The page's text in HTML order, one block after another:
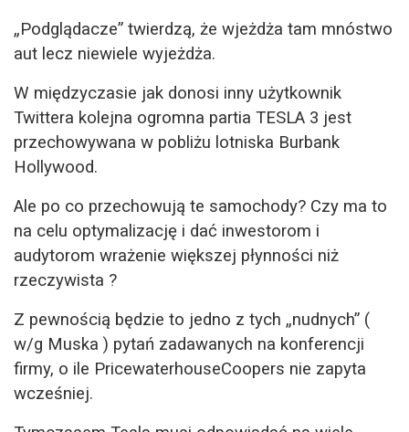
„Podglądacze” twierdzą, że wjeżdża tam mnóstwo
aut lecz niewiele wyjeżdża.
W międzyczasie jak donosi inny użytkownik
Twittera kolejna ogromna partia TESLA 3 jest
przechowywana w pobliżu lotniska Burbank
Hollywood.
Ale po co przechowują te samochody? Czy ma to
na celu optymalizację i dać inwestorom i
audytorom wrażenie większej płynności niż
rzeczywista ?
Z pewnością będzie to jedno z tych „nudnych” (
w/g Muska ) pytań zadawanych na konferencji
firmy, o ile PricewaterhouseCoopers nie zapyta
wcześniej.